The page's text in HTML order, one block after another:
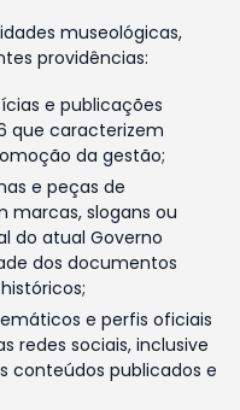
museológicas,
providências:
e publicações
que caracterizem
da gestão;
e peças de
slogans ou
do atual Governo
dos documentos
e perfis oficiais
redes sociais, inclusive
conteúdos publicados e